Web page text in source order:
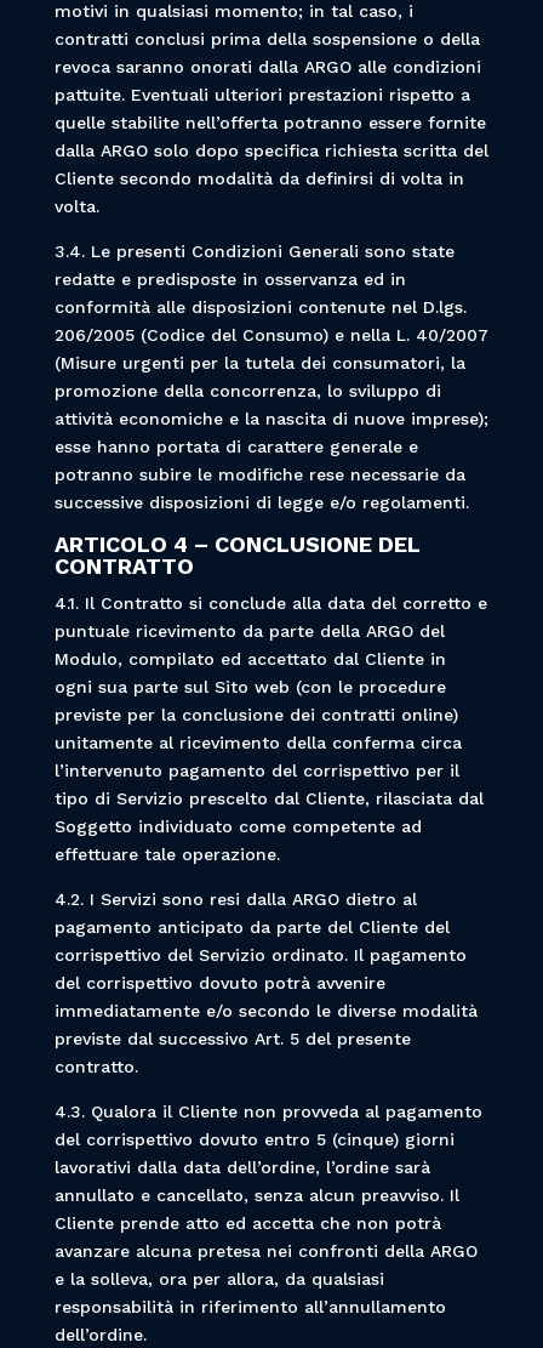
motivi in qualsiasi momento; in tal caso, i
contratti conclusi prima della sospensione o della
revoca saranno onorati dalla ARGO alle condizioni
pattuite. Eventuali ulteriori prestazioni rispetto a
quelle stabilite nell’offerta potranno essere fornite
dalla ARGO solo dopo specifica richiesta scritta del
Cliente secondo modalità da definirsi di volta in
volta.
3.4. Le presenti Condizioni Generali sono state
redatte e predisposte in osservanza ed in
conformità alle disposizioni contenute nel D.lgs.
206/2005 (Codice del Consumo) e nella L. 40/2007
(Misure urgenti per la tutela dei consumatori, la
promozione della concorrenza, lo sviluppo di
attività economiche e la nascita di nuove imprese);
esse hanno portata di carattere generale e
potranno subire le modifiche rese necessarie da
successive disposizioni di legge e/o regolamenti.
ARTICOLO 4 – CONCLUSIONE DEL
CONTRATTO
4.1. Il Contratto si conclude alla data del corretto e
puntuale ricevimento da parte della ARGO del
Modulo, compilato ed accettato dal Cliente in
ogni sua parte sul Sito web (con le procedure
previste per la conclusione dei contratti online)
unitamente al ricevimento della conferma circa
l’intervenuto pagamento del corrispettivo per il
tipo di Servizio prescelto dal Cliente, rilasciata dal
Soggetto individuato come competente ad
effettuare tale operazione.
4.2. I Servizi sono resi dalla ARGO dietro al
pagamento anticipato da parte del Cliente del
corrispettivo del Servizio ordinato. Il pagamento
del corrispettivo dovuto potrà avvenire
immediatamente e/o secondo le diverse modalità
previste dal successivo Art. 5 del presente
contratto.
4.3. Qualora il Cliente non provveda al pagamento
del corrispettivo dovuto entro 5 (cinque) giorni
lavorativi dalla data dell’ordine, l’ordine sarà
annullato e cancellato, senza alcun preavviso. Il
Cliente prende atto ed accetta che non potrà
avanzare alcuna pretesa nei confronti della ARGO
e la solleva, ora per allora, da qualsiasi
responsabilità in riferimento all’annullamento
dell’ordine.